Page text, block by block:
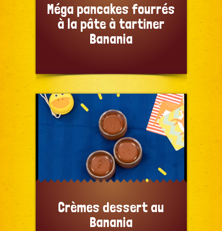
Méga pancakes fourrés
à la pâte à tartiner
Banania
Crèmes dessert au
Banania